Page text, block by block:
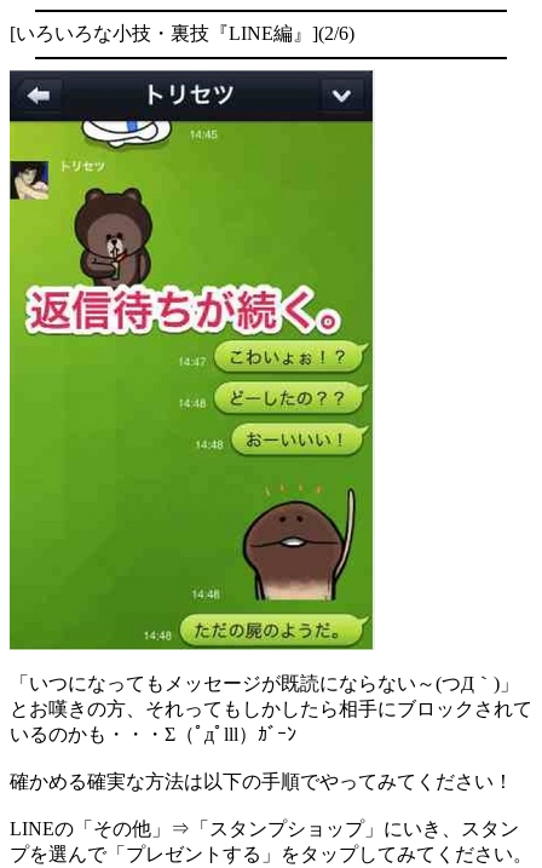
[いろいろな小技・裏技『LINE編』](2/6)
「いつになってもメッセージが既読にならない～(つД｀)」
とお嘆きの方、それってもしかしたら相手にブロックされて
いるのかも・・・Σ（ﾟдﾟlll）ｶﾞｰﾝ
確かめる確実な方法は以下の手順でやってみてください！
LINEの「その他」⇒「スタンプショップ」にいき、スタン
プを選んで「プレゼントする」をタップしてみてください。